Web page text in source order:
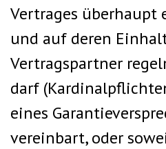
Vertrages überhaupt
und auf deren
Vertragspartner
darf
eines
vereinbart, oder